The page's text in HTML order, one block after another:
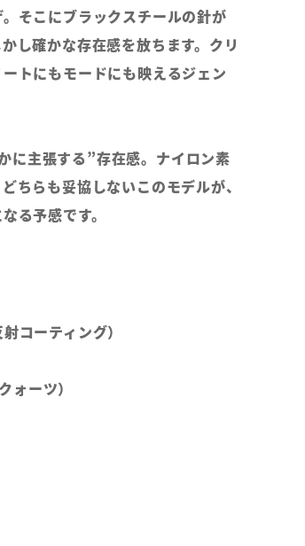
そこにブラックスチールの針が
し確かな存在感を放ちます。クリ
トにもモードにも映えるジェン
主張する”存在感。ナイロン素
ちらも妥協しないこのモデルが、
る予感です。
コーティング）
ーツ）